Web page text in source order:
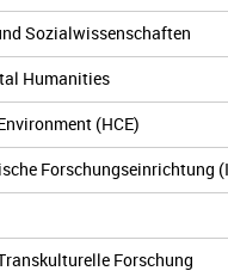
Sozialwissenschaften
Humanities
(HCE)
Forschungseinrichtung
Forschung